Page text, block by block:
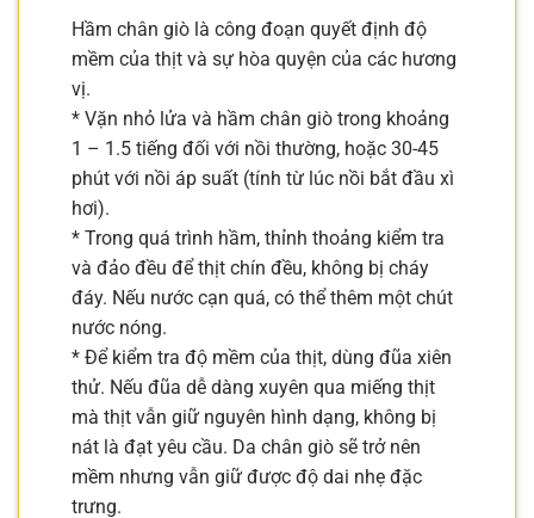
Hầm chân giò là công đoạn quyết định độ
mềm của thịt và sự hòa quyện của các hương
vị.
* Vặn nhỏ lửa và hầm chân giò trong khoảng
1 – 1.5 tiếng đối với nồi thường, hoặc 30-45
phút với nồi áp suất (tính từ lúc nồi bắt đầu xì
hơi).
* Trong quá trình hầm, thỉnh thoảng kiểm tra
và đảo đều để thịt chín đều, không bị cháy
đáy. Nếu nước cạn quá, có thể thêm một chút
nước nóng.
* Để kiểm tra độ mềm của thịt, dùng đũa xiên
thử. Nếu đũa dễ dàng xuyên qua miếng thịt
mà thịt vẫn giữ nguyên hình dạng, không bị
nát là đạt yêu cầu. Da chân giò sẽ trở nên
mềm nhưng vẫn giữ được độ dai nhẹ đặc
trưng.